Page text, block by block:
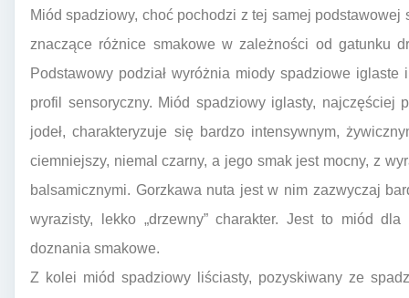
Miód spadziowy, choć pochodzi z tej samej
znaczące różnice smakowe w zależności od gatunku
Podstawowy podział wyróżnia miody spadziowe
profil sensoryczny. Miód spadziowy iglasty, najczęściej
jodeł, charakteryzuje się bardzo intensywnym,
ciemniejszy, niemal czarny, a jego smak jest mocny, z
balsamicznymi. Gorzkawa nuta jest w nim zazwyczaj
wyrazisty, lekko „drzewny” charakter. Jest to miód
doznania smakowe.
Z kolei miód spadziowy liściasty, pozyskiwany ze